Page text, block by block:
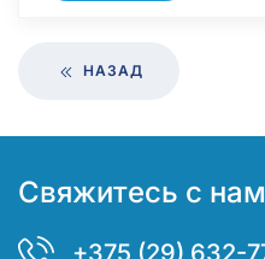
НАЗАД
Свяжитесь с